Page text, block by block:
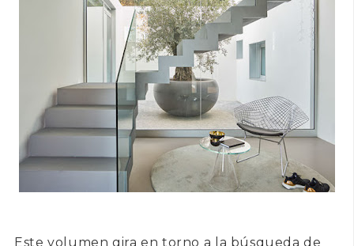
Este volumen gira en torno a la búsqueda de